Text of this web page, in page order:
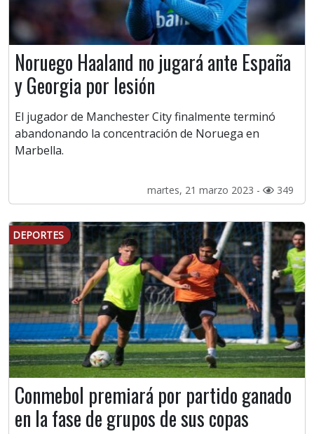
Noruego Haaland no jugará ante España
y Georgia por lesión
El jugador de Manchester City finalmente terminó
abandonando la concentración de Noruega en
Marbella.
martes, 21 marzo 2023 - 349
DEPORTES
Conmebol premiará por partido ganado
en la fase de grupos de sus copas